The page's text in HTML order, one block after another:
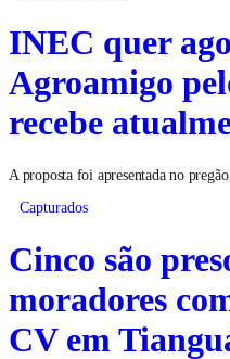
INEC quer
Agroamigo
recebe
A proposta foi apresentada no
Capturados
Cinco são
moradores
CV em